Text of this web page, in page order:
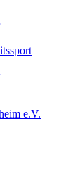
e.V.